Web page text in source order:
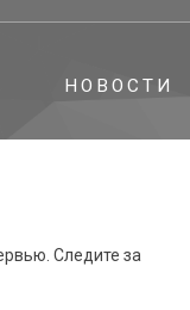
НОВОСТИ
Следите за